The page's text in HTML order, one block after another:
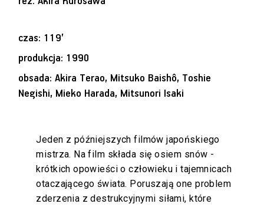
czas: 119’
produkcja: 1990
obsada: Akira Terao, Mitsuko Baishô, Toshie
Negishi, Mieko Harada, Mitsunori Isaki
Jeden z późniejszych filmów japońskiego
mistrza. Na film składa się osiem snów -
krótkich opowieści o człowieku i tajemnicach
otaczającego świata. Poruszają one problem
zderzenia z destrukcyjnymi siłami, które